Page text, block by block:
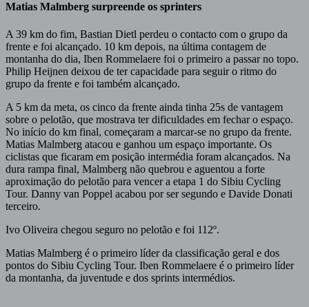
Matias Malmberg surpreende os sprinters
A 39 km do fim, Bastian Dietl perdeu o contacto com o grupo da
frente e foi alcançado. 10 km depois, na última contagem de
montanha do dia, Iben Rommelaere foi o primeiro a passar no topo.
Philip Heijnen deixou de ter capacidade para seguir o ritmo do
grupo da frente e foi também alcançado.
A 5 km da meta, os cinco da frente ainda tinha 25s de vantagem
sobre o pelotão, que mostrava ter dificuldades em fechar o espaço.
No início do km final, começaram a marcar-se no grupo da frente.
Matias Malmberg atacou e ganhou um espaço importante. Os
ciclistas que ficaram em posição intermédia foram alcançados. Na
dura rampa final, Malmberg não quebrou e aguentou a forte
aproximação do pelotão para vencer a etapa 1 do Sibiu Cycling
Tour. Danny van Poppel acabou por ser segundo e Davide Donati
terceiro.
Ivo Oliveira chegou seguro no pelotão e foi 112º.
Matias Malmberg é o primeiro líder da classificação geral e dos
pontos do Sibiu Cycling Tour. Iben Rommelaere é o primeiro líder
da montanha, da juventude e dos sprints intermédios.